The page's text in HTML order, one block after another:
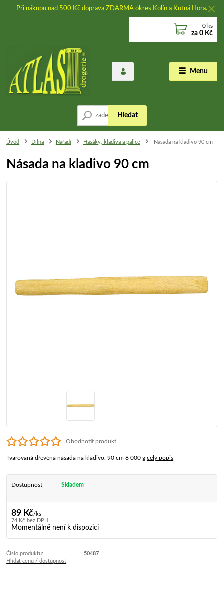
Při nákupu nad 500 Kč doprava ZDARMA okres Kolín a Kutná Hora.
Menu
Hledat
0 ks
za 0 Kč
Úvod Dílna Nářadí Hasáky, kladiva a palice Násada na kladivo 90 cm
Násada na kladivo 90 cm
Ohodnotit produkt
Tvarovaná dřevěná násada na kladivo. 90 cm 8 000 gcelý popis
Dostupnost Skladem
89 Kč/ks
74 Kč bez DPH
Momentálně není k dispozici
Číslo produktu:
50487
Hlídat cenu / dostupnost